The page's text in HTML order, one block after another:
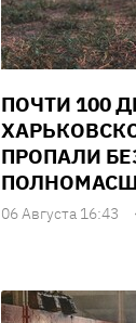
ПОЧТИ 100
ПРОПАЛИ
06 Августа 16:43